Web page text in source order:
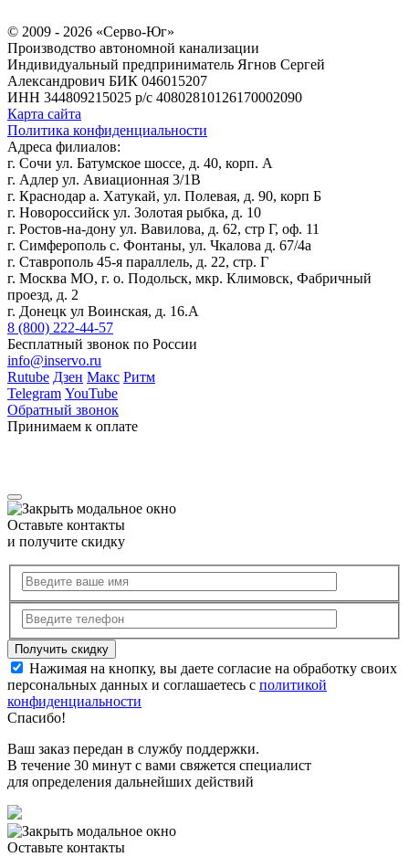
© 2009 - 2026 «Серво-Юг»
Производство автономной канализации
Индивидуальный предприниматель Ягнов Сергей
Александрович БИК 046015207
ИНН 344809215025 р/с 40802810126170002090
Карта сайта
Политика конфиденциальности
Адреса филиалов:
г. Сочи ул. Батумское шоссе, д. 40, корп. А
г. Адлер ул. Авиационная 3/1В
г. Краснодар а. Хатукай, ул. Полевая, д. 90, корп Б
г. Новороссийск ул. Золотая рыбка, д. 10
г. Ростов-на-дону ул. Вавилова, д. 62, стр Г, оф. 11
г. Симферополь с. Фонтаны, ул. Чкалова д. 67/4а
г. Ставрополь 45-я параллель, д. 22, стр. Г
г. Москва МО, г. о. Подольск, мкр. Климовск, Фабричный
проезд, д. 2
г. Донецк ул Воинская, д. 16.А
8 (800) 222-44-57
Бесплатный звонок по России
info@inservo.ru
Rutube Дзен Макс Ритм
Telegram YouTube
Обратный звонок
Принимаем к оплате
Оставьте контакты
и получите скидку
Нажимая на кнопку, вы даете согласие на обработку своих
персональных данных и соглашаетесь с политикой
конфиденциальности
Спасибо!
Ваш заказ передан в службу поддержки.
В течение 30 минут с вами свяжется специалист
для определения дальнейших действий
Оставьте контакты